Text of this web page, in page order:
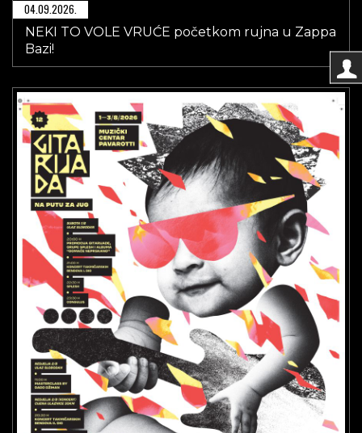
04.09.2026.
NEKI TO VOLE VRUĆE početkom rujna u Zappa
Bazi!